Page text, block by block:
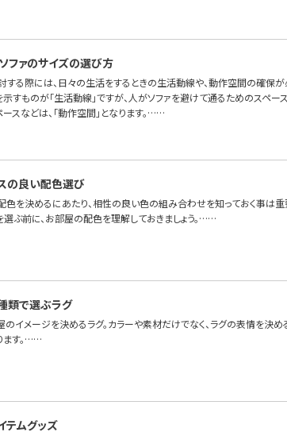
ファのサイズの選び方
する際には、日々の生活をするときの生活動線や、動作空間の確保が
すものが「生活動線」ですが、人がソファを避けて通るためのスペー
スなどは、「動作空間」となります。……
の良い配色選び
を決めるにあたり、相性の良い色の組み合わせを知っておく事は
選ぶ前に、お部屋の配色を理解しておきましょう。……
類で選ぶラグ
のイメージを決めるラグ。カラーや素材だけでなく、ラグの表情を決め
ます。……
テムグッズ